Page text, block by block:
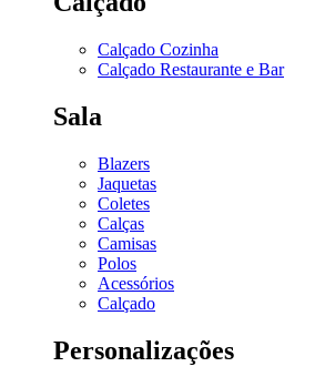
Calçado Cozinha
Calçado Restaurante e Bar
Sala
Blazers
Jaquetas
Coletes
Calças
Camisas
Polos
Acessórios
Calçado
Personalizações